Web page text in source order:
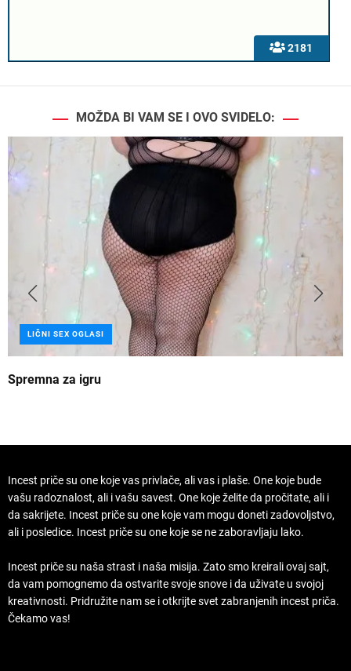
2181
MOŽDA BI VAM SE I OVO SVIDELO:
LIČNI SEX OGLASI
Spremna za igru
Incest priče su one koje vas privlače, ali vas i plaše. One koje bude
vašu radoznalost, ali i vašu savest. One koje želite da pročitate, ali i
da sakrijete. Incest priče su one koje vam mogu doneti zadovoljstvo,
ali i posledice. Incest priče su one koje se ne zaboravljaju lako.
Incest priče su naša strast i naša misija. Zato smo kreirali ovaj sajt,
da vam pomognemo da ostvarite svoje snove i da uživate u svojoj
kreativnosti. Pridružite nam se i otkrijte svet zabranjenih incest priča.
Čekamo vas!